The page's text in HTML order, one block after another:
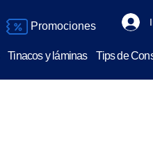
Tinacos y láminas Tips de
Promociones